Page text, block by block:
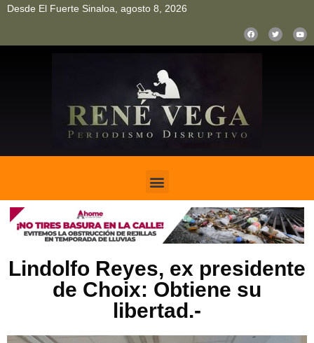
Desde El Fuerte Sinaloa, agosto 8, 2026
Lindolfo Reyes, ex presidente
de Choix: Obtiene su
libertad.-